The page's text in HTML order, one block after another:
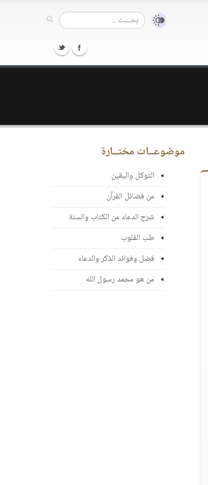
موضوعــات مختــارة
التوكل واليقين
من فضائل القرآن
شرح الدعاء من الكتاب والسنة
طب القلوب
فضل وفوائد الذكر والدعاء
من هو محمد رسول الله